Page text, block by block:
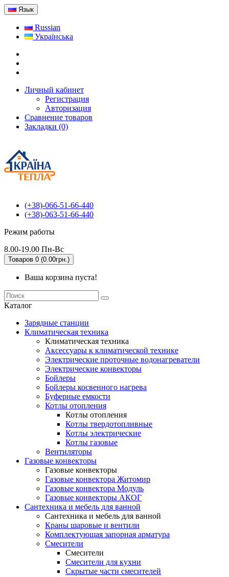
Язык
Russian
Українська
Личный кабинет
Регистрация
Авторизация
Сравнение товаров
Закладки (0)
(+38)-066-51-66-440
(+38)-063-51-66-440
Режим работы
8.00-19.00 Пн-Вс
Товаров 0 (0.00грн.)
Ваша корзина пуста!
Каталог
Зарядные станции
Климатическая техника
Климатическая техника
Аксессуары к климатической технике
Электрические проточные водонагреватели
Электрические конвекторы
Бойлеры
Бойлеры косвенного нагрева
Буферные емкости
Котлы отопления
Котлы отопления
Котлы твердотопливные
Котлы электрические
Котлы газовые
Вентиляторы
Газовые конвекторы
Газовые конвекторы
Газовые конвектора Житомир
Газовые конвектора Модуль
Газовые конвекторы АКОГ
Сантехника и мебель для ванной
Сантехника и мебель для ванной
Краны шаровые и вентили
Комплектующая запорная арматура
Смесители
Смесители
Смесители для кухни
Скрытые части смесителей